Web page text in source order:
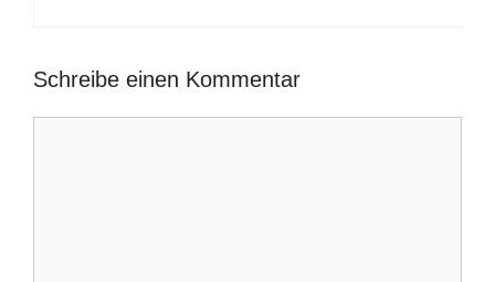
Schreibe einen Kommentar